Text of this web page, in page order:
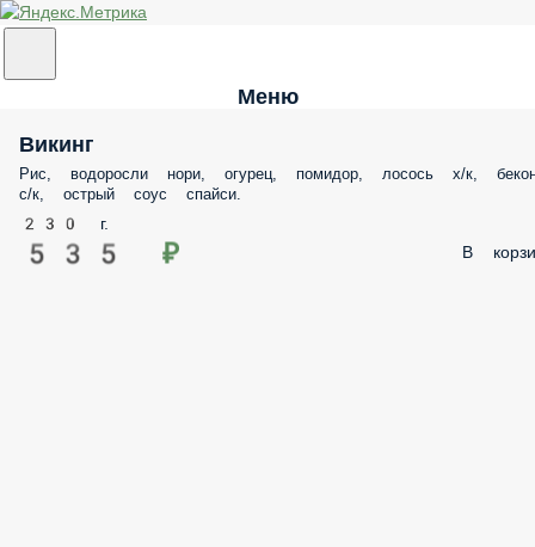
Меню
Викинг
Рис, водоросли нори, огурец, помидор, лосось х/к,
бекон с/к, острый соус спайси.
230 г.
535 ₽ В